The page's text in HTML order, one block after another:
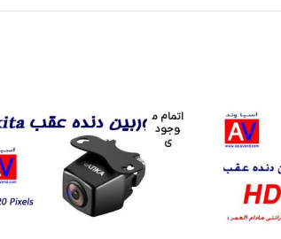
اتمام م
وجود
ی